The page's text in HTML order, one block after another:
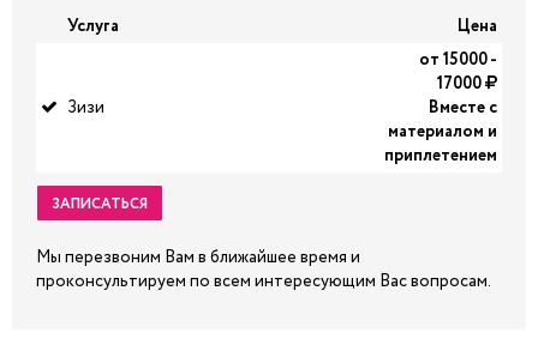
Услуга Цена
Зизи
от 15000 -
17000
Вместе с
материалом и
приплетением
ЗАПИСАТЬСЯ
Мы перезвоним Вам в ближайшее время и
проконсультируем по всем интересующим Вас вопросам.